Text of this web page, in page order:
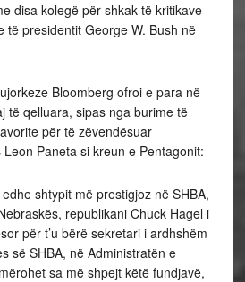
disa kolegë për shkak të kritikave
të presidentit George W. Bush në
Bloomberg ofroi e para në
të qelluara, sipas nga burime të
për të zëvendësuar
Paneta si kreun e Pentagonit:
shtypit më prestigjoz në SHBA,
republikani Chuck Hagel i
për t’u bërë sekretari i ardhshëm
së SHBA, në Administratën e
sa më shpejt këtë fundjavë,